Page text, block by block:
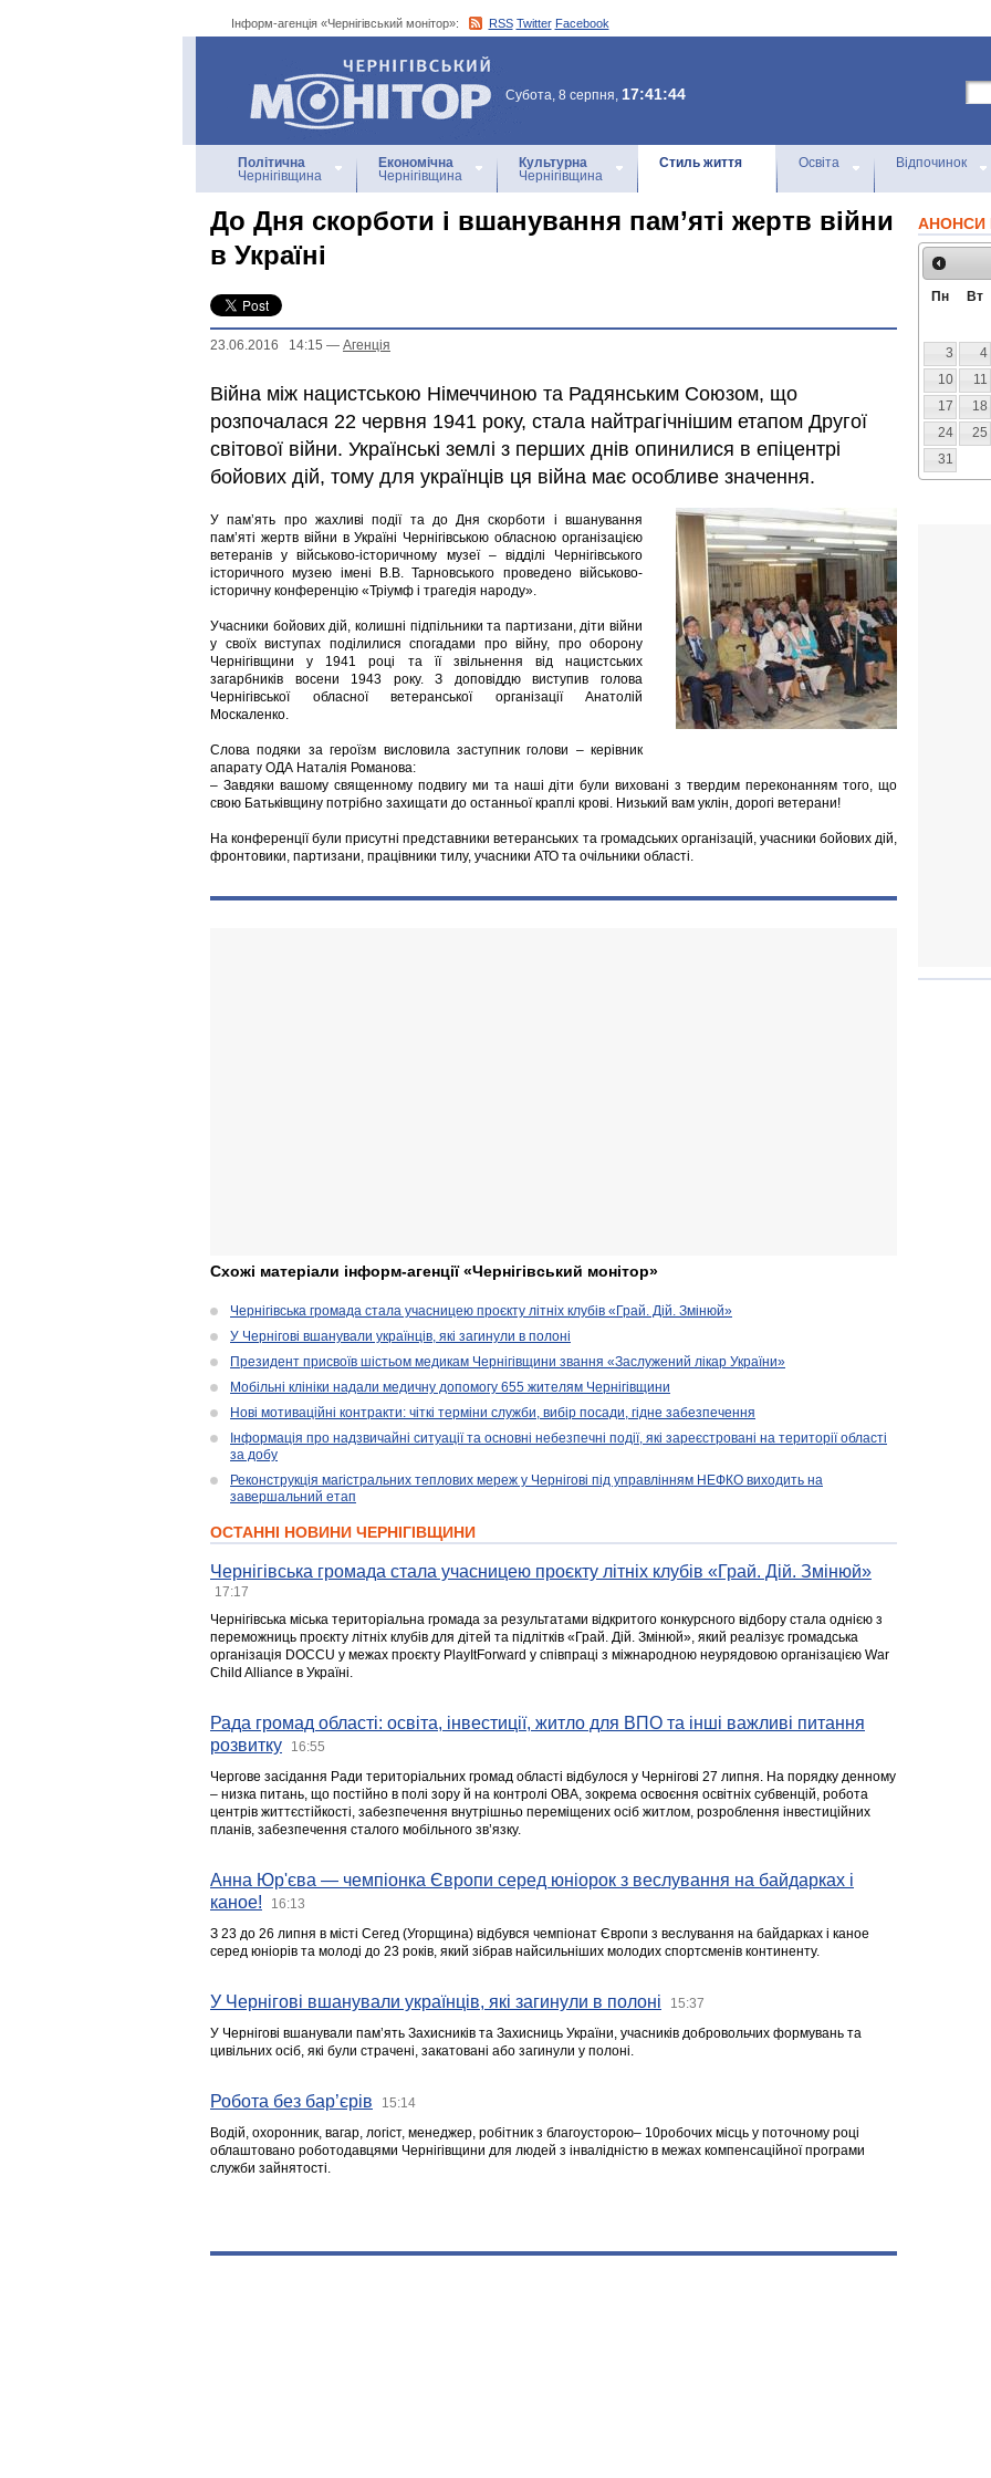
Інформ-агенція «Чернігівський монітор»: RSS Twitter Facebook
Інформ-агенція
«Чернігівський монітор»
Субота, 8 серпня, 17:41:44
Політична
Чернігівщина
Економічна
Чернігівщина
Культурна
Чернігівщина
Стиль життя Освіта Відпочинок
До Дня скорботи і вшанування пам’яті жертв війни
в Україні
23.06.2016 14:15 — Агенцiя
Війна між нацистською Німеччиною та Радянським Союзом, що
розпочалася 22 червня 1941 року, стала найтрагічнішим етапом Другої
світової війни. Українські землі з перших днів опинилися в епіцентрі
бойових дій, тому для українців ця війна має особливе значення.
У пам’ять про жахливі події та до Дня скорботи і вшанування
пам’яті жертв війни в Україні Чернігівською обласною організацією
ветеранів у військово-історичному музеї – відділі Чернігівського
історичного музею імені В.В. Тарновського проведено військово-
історичну конференцію «Тріумф і трагедія народу».
Учасники бойових дій, колишні підпільники та партизани, діти війни
у своїх виступах поділилися спогадами про війну, про оборону
Чернігівщини у 1941 році та її звільнення від нацистських
загарбників восени 1943 року. З доповіддю виступив голова
Чернігівської обласної ветеранської організації Анатолій
Москаленко.
Слова подяки за героїзм висловила заступник голови – керівник
апарату ОДА Наталія Романова:
– Завдяки вашому священному подвигу ми та наші діти були виховані з твердим переконанням того, що
свою Батьківщину потрібно захищати до останньої краплі крові. Низький вам уклін, дорогі ветерани!
На конференції були присутні представники ветеранських та громадських організацій, учасники бойових дій,
фронтовики, партизани, працівники тилу, учасники АТО та очільники області.
Схожі матеріали інформ-агенції «Чернігівський монітор»
Чернігівська громада стала учасницею проєкту літніх клубів «Грай. Дій. Змінюй»
У Чернігові вшанували українців, які загинули в полоні
Президент присвоїв шістьом медикам Чернігівщини звання «Заслужений лікар України»
Мобільні клініки надали медичну допомогу 655 жителям Чернігівщини
Нові мотиваційні контракти: чіткі терміни служби, вибір посади, гідне забезпечення
Інформація про надзвичайні ситуації та основні небезпечні події, які зареєстровані на території області
за добу
Реконструкція магістральних теплових мереж у Чернігові під управлінням НЕФКО виходить на
завершальний етап
ОСТАННІ НОВИНИ ЧЕРНІГІВЩИНИ
Чернігівська громада стала учасницею проєкту літніх клубів «Грай. Дій. Змінюй»
17:17
Чернігівська міська територіальна громада за результатами відкритого конкурсного відбору стала однією з
переможниць проєкту літніх клубів для дітей та підлітків «Грай. Дій. Змінюй», який реалізує громадська
організація DOCCU у межах проєкту PlayItForward у співпраці з міжнародною неурядовою організацією War
Child Alliance в Україні.
Рада громад області: освіта, інвестиції, житло для ВПО та інші важливі питання
розвитку
16:55
Чергове засідання Ради територіальних громад області відбулося у Чернігові 27 липня. На порядку денному
– низка питань, що постійно в полі зору й на контролі ОВА, зокрема освоєння освітніх субвенцій, робота
центрів життєстійкості, забезпечення внутрішньо переміщених осіб житлом, розроблення інвестиційних
планів, забезпечення сталого мобільного зв’язку.
Анна Юр'єва — чемпіонка Європи серед юніорок з веслування на байдарках і
каное!
16:13
З 23 до 26 липня в місті Сегед (Угорщина) відбувся чемпіонат Європи з веслування на байдарках і каное
серед юніорів та молоді до 23 років, який зібрав найсильніших молодих спортсменів континенту.
У Чернігові вшанували українців, які загинули в полоні 15:37
У Чернігові вшанували пам’ять Захисників та Захисниць України, учасників добровольчих формувань та
цивільних осіб, які були страчені, закатовані або загинули у полоні.
Робота без бар’єрів 15:14
Водій, охоронник, вагар, логіст, менеджер, робітник з благоусторою– 10робочих місць у поточному році
облаштовано роботодавцями Чернігівщини для людей з інвалідністю в межах компенсаційної програми
служби зайнятості.
АНОНСИ
Пн Вт
3
4
10
11
17
18
24
25
31